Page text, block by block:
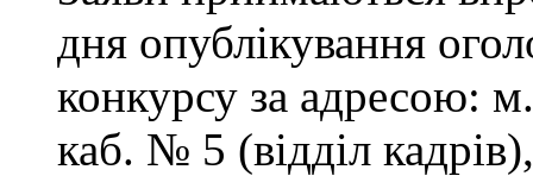
дня опублікування
конкурсу за адресою:
каб. № 5 (відділ